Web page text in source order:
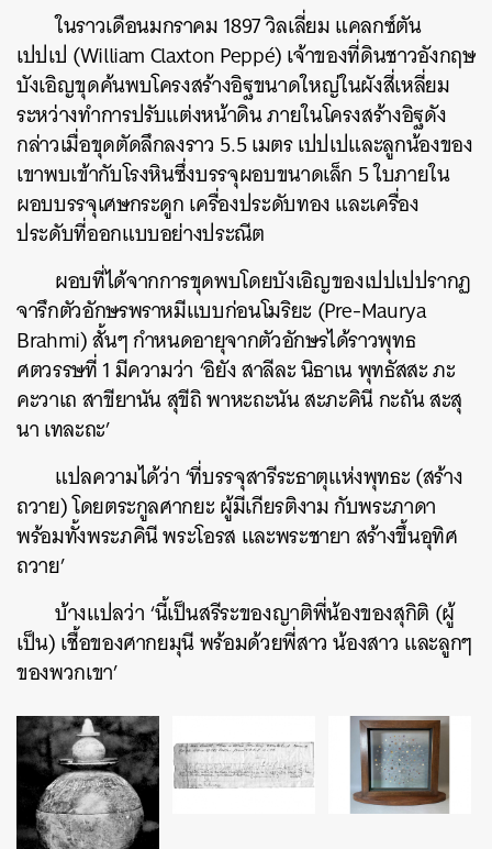
ในราวเดือนมกราคม 1897 วิลเลี่ยม แคลกซ์ตัน
เปปเป (William Claxton Peppé) เจ้าของที่ดินชาวอังกฤษ
บังเอิญขุดค้นพบโครงสร้างอิฐขนาดใหญ่ในผังสี่เหลี่ยม
ระหว่างทำการปรับแต่งหน้าดิน ภายในโครงสร้างอิฐดัง
กล่าวเมื่อขุดตัดลึกลงราว 5.5 เมตร เปปเปและลูกน้องของ
เขาพบเข้ากับโรงหินซึ่งบรรจุผอบขนาดเล็ก 5 ใบภายใน
ผอบบรรจุเศษกระดูก เครื่องประดับทอง และเครื่อง
ประดับที่ออกแบบอย่างประณีต
ผอบที่ได้จากการขุดพบโดยบังเอิญของเปปเปปรากฏ
จารึกตัวอักษรพราหมีแบบก่อนโมริยะ (Pre-Maurya
Brahmi) สั้นๆ กำหนดอายุจากตัวอักษรได้ราวพุทธ
ศตวรรษที่ 1 มีความว่า ‘อิยัง สาลีละ นิธาเน พุทธัสสะ ภะ
คะวาเถ สาขียานัน สุขีถิ พาหะถะนัน สะภะคินี กะถัน สะสุ
นา เทละถะ’
แปลความได้ว่า ‘ที่บรรจุสารีระธาตุแห่งพุทธะ (สร้าง
ถวาย) โดยตระกูลศากยะ ผู้มีเกียรติงาม กับพระภาดา
พร้อมทั้งพระภคินี พระโอรส และพระชายา สร้างขึ้นอุทิศ
ถวาย’
บ้างแปลว่า ‘นี้เป็นสรีระของญาติพี่น้องของสุกิติ (ผู้
เป็น) เชื้อของศากยมุนี พร้อมด้วยพี่สาว น้องสาว และลูกๆ
ของพวกเขา’